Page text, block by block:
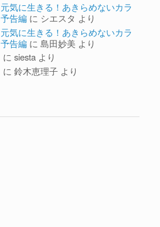
元気に生きる！あきらめないカラ
告編に シエスタ より
元気に生きる！あきらめないカラ
告編に 島田妙美 より
に siestaより
に 鈴木恵理子より